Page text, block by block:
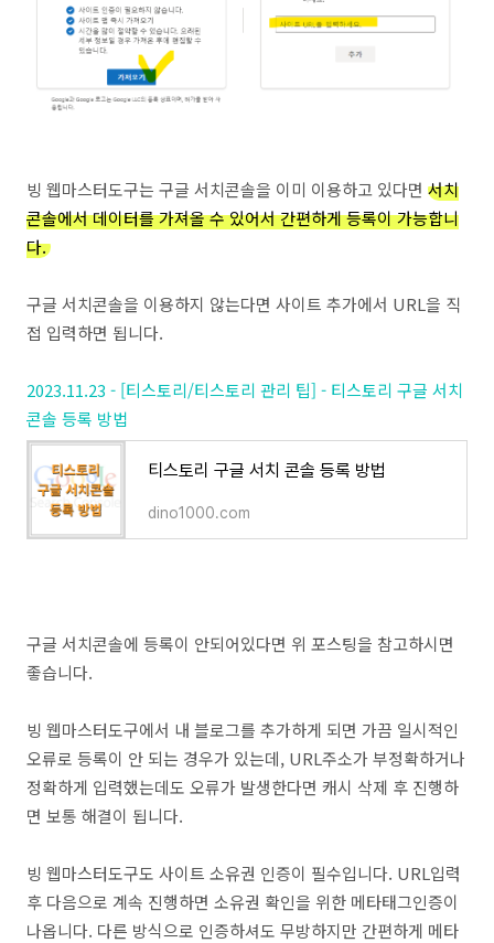
빙 웹마스터도구는 구글 서치콘솔을 이미 이용하고 있다면 서치
콘솔에서 데이터를 가져올 수 있어서 간편하게 등록이 가능합니
다.
구글 서치콘솔을 이용하지 않는다면 사이트 추가에서 URL을 직
접 입력하면 됩니다.
2023.11.23 - [티스토리/티스토리 관리 팁] - 티스토리 구글 서치
콘솔 등록 방법
티스토리 구글 서치 콘솔 등록 방법
dino1000.com
구글 서치콘솔에 등록이 안되어있다면 위 포스팅을 참고하시면
좋습니다.
빙 웹마스터도구에서 내 블로그를 추가하게 되면 가끔 일시적인
오류로 등록이 안 되는 경우가 있는데, URL주소가 부정확하거나
정확하게 입력했는데도 오류가 발생한다면 캐시 삭제 후 진행하
면 보통 해결이 됩니다.
빙 웹마스터도구도 사이트 소유권 인증이 필수입니다. URL입력
후 다음으로 계속 진행하면 소유권 확인을 위한 메타태그인증이
나옵니다. 다른 방식으로 인증하셔도 무방하지만 간편하게 메타